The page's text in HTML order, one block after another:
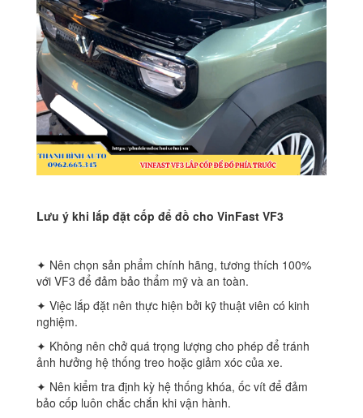
Lưu ý khi lắp đặt cốp để đồ cho VinFast VF3
✦ Nên chọn sản phẩm chính hãng, tương thích 100%
với VF3 để đảm bảo thẩm mỹ và an toàn.
✦ Việc lắp đặt nên thực hiện bởi kỹ thuật viên có kinh
nghiệm.
✦ Không nên chở quá trọng lượng cho phép để tránh
ảnh hưởng hệ thống treo hoặc giảm xóc của xe.
✦ Nên kiểm tra định kỳ hệ thống khóa, ốc vít để đảm
bảo cốp luôn chắc chắn khi vận hành.